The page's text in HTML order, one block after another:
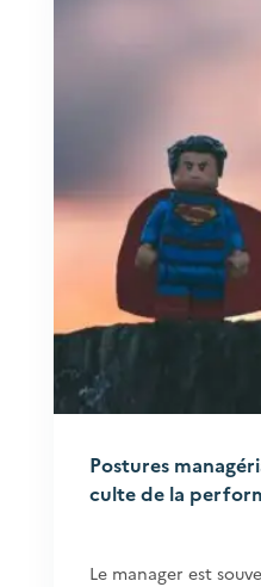
Postures
culte de la
Le manager est